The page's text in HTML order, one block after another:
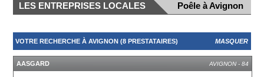
LES ENTREPRISES LOCALES Poêle à Avignon
VOTRE RECHERCHE À AVIGNON (8 PRESTATAIRES) MASQUER
AASGARD AVIGNON - 84